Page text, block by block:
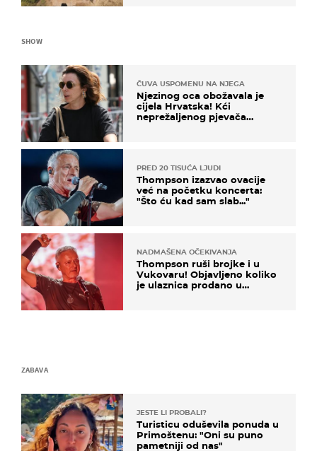
SHOW
ČUVA USPOMENU NA NJEGA
Njezinog oca obožavala je
cijela Hrvatska! Kći
neprežaljenog pjevača
PRED 20 TISUĆA LJUDI
Thompson izazvao ovacije
već na početku koncerta:
"Što ću kad sam slab..."
NADMAŠENA OČEKIVANJA
Thompson ruši brojke i u
Vukovaru! Objavljeno koliko
je ulaznica prodano u
ZABAVA
JESTE LI PROBALI?
Turisticu oduševila ponuda u
Primoštenu: "Oni su puno
pametniji od nas"